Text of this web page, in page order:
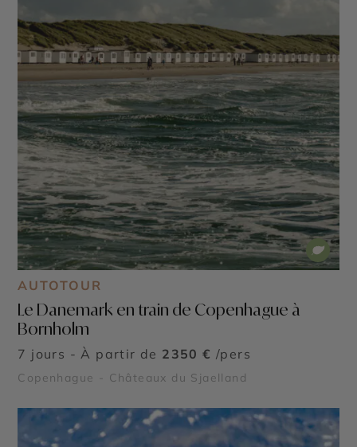
AUTOTOUR
Le Danemark en train de Copenhague à
Bornholm
7 jours - À partir de 2350 € /pers
Copenhague - Châteaux du Sjaelland